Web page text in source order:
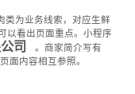
类为业务线索，对应生鲜
以看出页面重点。小程序
司
。商家简介写有
面内容相互参照。